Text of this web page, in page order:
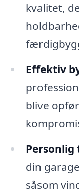
kvalitet,
Effektiv
blive
din
såsom